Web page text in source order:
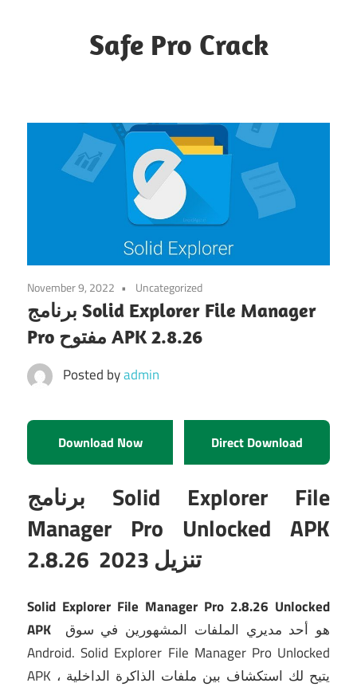
Safe Pro Crack
November 9, 2022 Uncategorized
برنامج Solid Explorer File Manager
Pro مفتوح APK 2.8.26
Posted byadmin
Download Now Direct Download
برنامج Solid Explorer File
Manager Pro Unlocked APK
2.8.26 تنزيل 202 3
Solid Explorer File Manager Pro 2.8.26 Unlocked
APK
Android.Solid Explorer File Manager Pro Unlocked
APK ، يتيح لك استكشاف بين ملفات الذاكرة الداخلية